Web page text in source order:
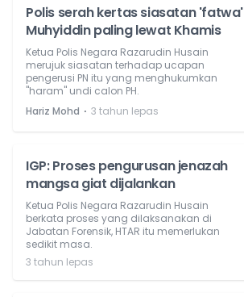
Polis serah kertas siasatan 'fatwa'
Muhyiddin paling lewat Khamis
Ketua Polis Negara Razarudin Husain
merujuk siasatan terhadap ucapan
pengerusi PN itu yang menghukumkan
"haram" undi calon PH.
Hariz Mohd ⋅ 3 tahun lepas
IGP: Proses pengurusan jenazah
mangsa giat dijalankan
Ketua Polis Negara Razarudin Husain
berkata proses yang dilaksanakan di
Jabatan Forensik, HTAR itu memerlukan
sedikit masa.
3 tahun lepas